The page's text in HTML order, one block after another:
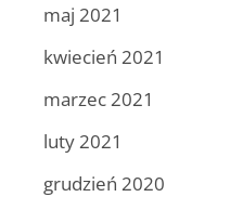
maj 2021
kwiecień 2021
marzec 2021
luty 2021
grudzień 2020